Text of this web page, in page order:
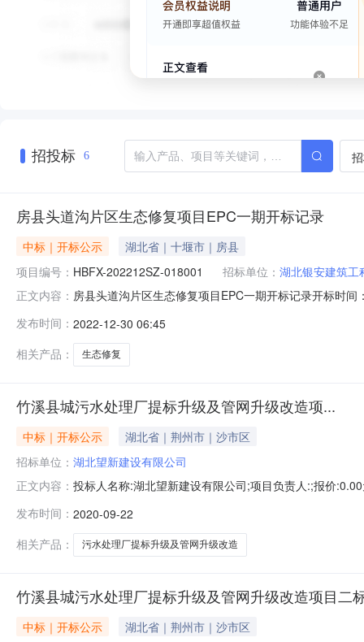
招投标 6
房县头道沟片区生态修复项目EPC一期开标记录
中标｜开标公示
湖北省｜十堰市｜房县
项目编号： HBFX-202212SZ-018001 招标单位： 湖北银安建筑工
正文内容： 房县头道沟片区生态修复项目EPC一期开标记录开标时
间:WedDec2820:29:25CST2022,投标人名称:恒晖建设
发布时间： 2022-12-30 06:45
相关产品：
生态修复
竹溪县城污水处理厂提标升级及管网升级改造项...
中标｜开标公示
湖北省｜荆州市｜沙市区
招标单位： 湖北望新建设有限公司
正文内容： 投标人名称:湖北望新建设有限公司;项目负责人:;报价
司;项目负责人:;报价:0.00元/%;工期:日历天;质量要求:;保
发布时间： 2020-09-22
相关产品：
污水处理厂提标升级及管网升级改造
竹溪县城污水处理厂提标升级及管网升级改造项目二
中标｜开标公示
湖北省｜荆州市｜沙市区